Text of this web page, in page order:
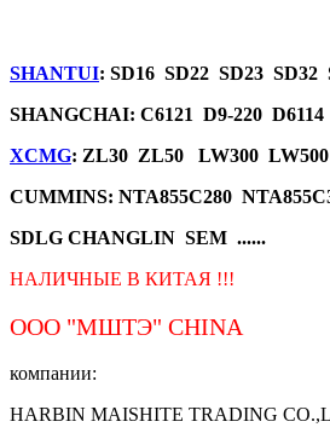
SHANTUI: SD16 SD22 SD23
SHANGCHAI: C6121 D9-220 D6114
XCMG: ZL30 ZL50 LW300
CUMMINS: NTA855C280
SDLG CHANGLIN SEM ......
НАЛИЧНЫЕ В КИТАЯ !!!
ООО "МШТЭ" CHINA
компании:
HARBIN MAISHITE TRADING